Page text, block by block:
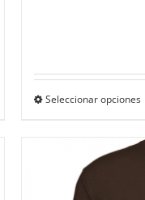
Seleccionar opciones